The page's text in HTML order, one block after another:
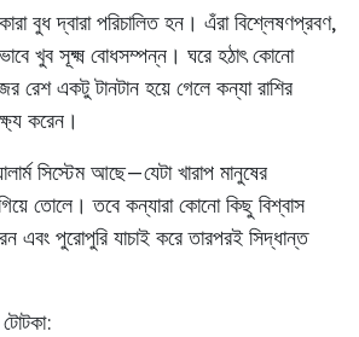
বুধ দ্বারা পরিচালিত হন। এঁরা বিশ্লেষণপ্রবণ,
খুব সূক্ষ্ম বোধসম্পন্ন। ঘরে হঠাৎ কোনো
রেশ একটু টানটান হয়ে গেলে কন্যা রাশির
করেন।
সিস্টেম আছে—যেটা খারাপ মানুষের
তোলে। তবে কন্যারা কোনো কিছু বিশ্বাস
এবং পুরোপুরি যাচাই করে তারপরই সিদ্ধান্ত